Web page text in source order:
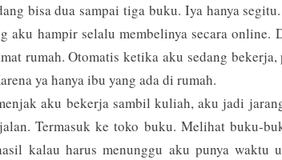
bisa dua sampai tiga buku. Iya hanya
aku hampir selalu membelinya secara online.
rumah. Otomatis ketika aku sedang
ya hanya ibu yang ada di rumah.
aku bekerja sambil kuliah, aku jadi
Termasuk ke toko buku. Melihat buku-
kalau harus menunggu aku punya waktu